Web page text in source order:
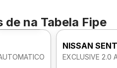
de na Tabela Fipe
Foto 360º
NISSAN
EXCLUSIVE 2.0